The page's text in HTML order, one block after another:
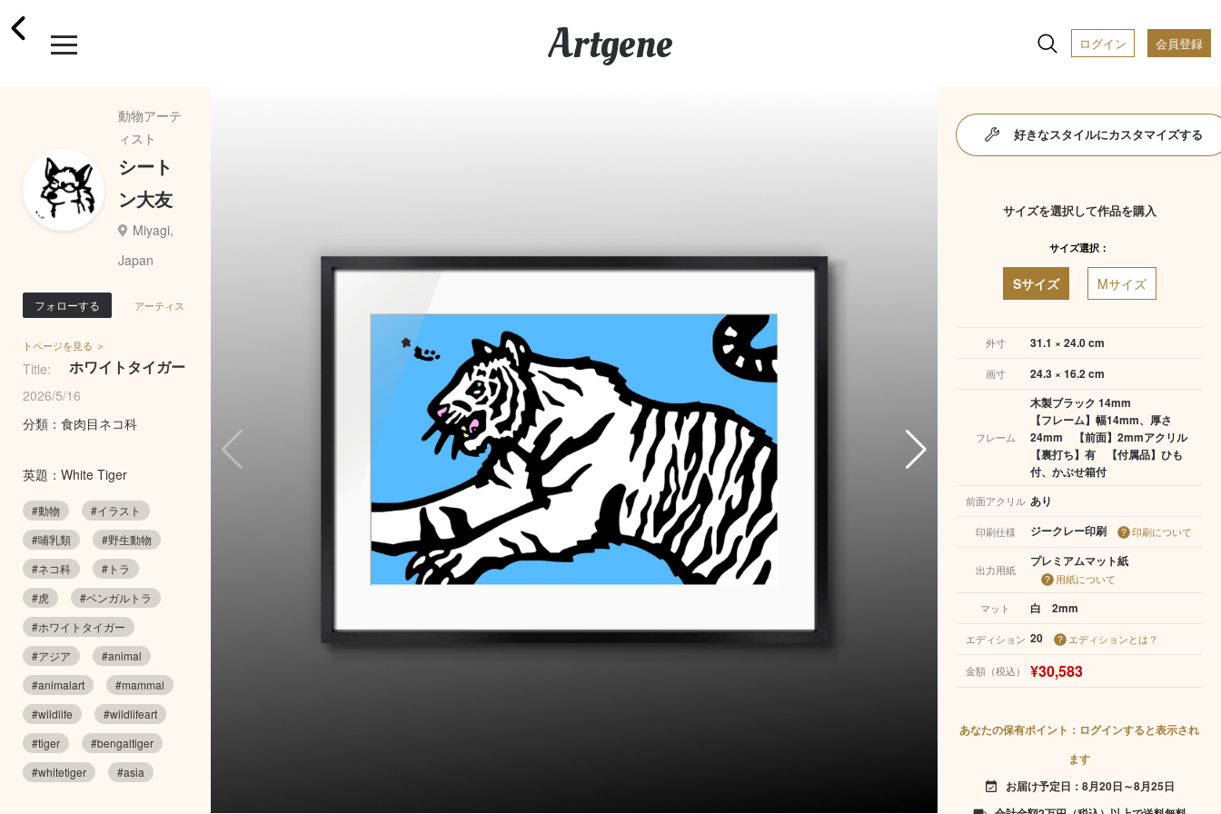
Artgene ログイン 会員登録
動物アーテ
ィスト
シート
ン大友
Miyagi,
Japan
フォローする アーティス
トページを見る ＞
Title: ホワイトタイガー
2026/5/16
分類：食肉目ネコ科
英題：White Tiger
#動物
#イラスト
#哺乳類
#野生動物
#ネコ科
#トラ
#虎
#ベンガルトラ
#ホワイトタイガー
#アジア
#animal
#animalart
#mammal
#wildlife
#wildlifeart
#tiger
#bengaltiger
#whitetiger
#asia
好きなスタイルにカスタマイズする
サイズを選択して作品を購入
サイズ選択：
Sサイズ Mサイズ
外寸 31.1 × 24.0 cm
画寸 24.3 × 16.2 cm
フレーム
木製ブラック 14mm
【フレーム】幅14mm、厚さ
24mm 【前面】2mmアクリル
【裏打ち】有 【付属品】ひも
付、かぶせ箱付
前面アクリル あり
印刷仕様 ジークレー印刷 印刷について
出力用紙
プレミアムマット紙
用紙について
マット
白 2mm
エディション 20 エディションとは？
金額（税込） ¥30,583
あなたの保有ポイント：ログインすると表示され
ます
event_available お届け予定日：8月20日～8月25日